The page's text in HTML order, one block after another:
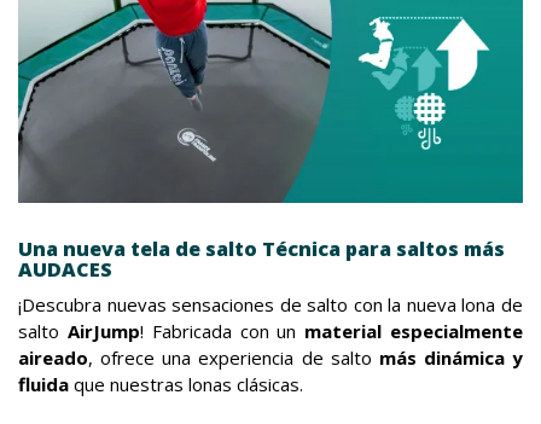
Una nueva tela de salto Técnica para saltos más
AUDACES
¡Descubra nuevas sensaciones de salto con la nueva lona de
salto AirJump! Fabricada con un material especialmente
aireado, ofrece una experiencia de salto más dinámica y
fluida que nuestras lonas clásicas.